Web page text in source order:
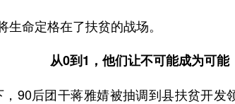
命定格在了扶贫的战场。
从0到1，他们让不可能成为可能
90后团干蒋雅婧被抽调到县扶贫开